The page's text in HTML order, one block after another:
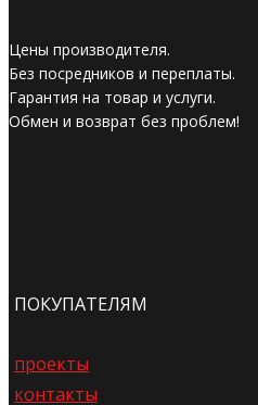
Цены производителя.
Без посредников и переплаты.
Гарантия на товар и услуги.
Обмен и возврат без проблем!
ПОКУПАТЕЛЯМ
проекты
контакты